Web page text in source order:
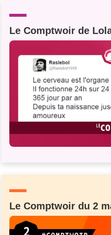
Le Comptwoir de
Le Comptwoir du 2
Un
C'EST